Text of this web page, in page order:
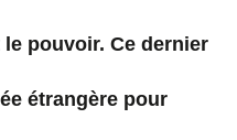
pouvoir. Ce dernier
étrangère pour